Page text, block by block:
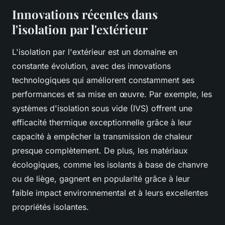
Innovations récentes dans
l'isolation par l'extérieur
L'isolation par l'extérieur est un domaine en
constante évolution, avec des innovations
technologiques qui améliorent constamment ses
performances et sa mise en œuvre. Par exemple, les
systèmes d'isolation sous vide (IVS) offrent une
efficacité thermique exceptionnelle grâce à leur
capacité à empêcher la transmission de chaleur
presque complètement. De plus, les matériaux
écologiques, comme les isolants à base de chanvre
ou de liège, gagnent en popularité grâce à leur
faible impact environnemental et à leurs excellentes
propriétés isolantes.